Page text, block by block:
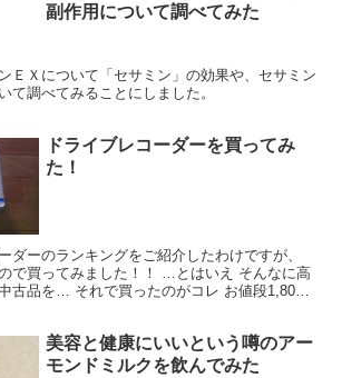
副作用について調べてみた
ＥＸについて「セサミン」の効果や、セサミン
て調べてみることにしました。
ドライブレコーダーを買ってみ
た！
ダーのランキングをご紹介したわけですが、
で買ってみました！！ …とはいえ そんなに高
古品を… それで買ったのがコレ お値段1,800
美容と健康にいいという噂のアー
モンドミルクを飲んでみた